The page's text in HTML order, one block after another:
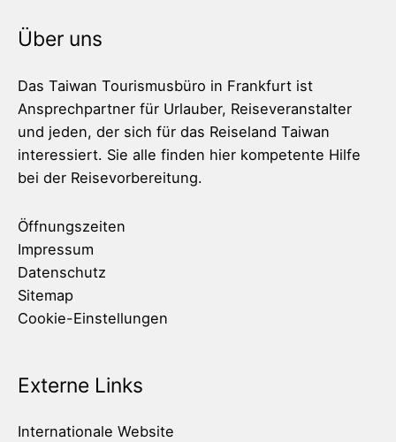
Über uns
Das Taiwan Tourismusbüro in Frankfurt ist
Ansprechpartner für Urlauber, Reiseveranstalter
und jeden, der sich für das Reiseland Taiwan
interessiert. Sie alle finden hier kompetente Hilfe
bei der Reisevorbereitung.
Öffnungszeiten
Impressum
Datenschutz
Sitemap
Cookie-Einstellungen
Externe Links
Internationale Website